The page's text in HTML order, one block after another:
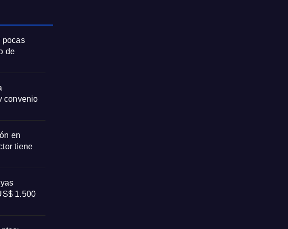
pocas
de
convenio
en
tiene
1.500